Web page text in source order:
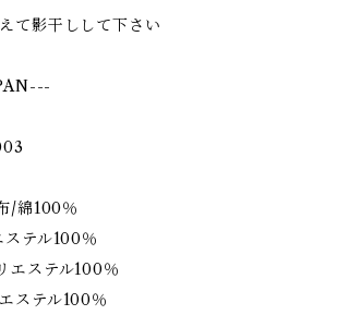
て影干しして下さい
/綿100％
ル100％
ステル100％
テル100％